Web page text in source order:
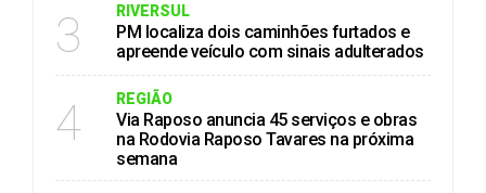
3 RIVERSUL
PM localiza dois caminhões furtados e
apreende veículo com sinais adulterados
4 REGIÃO
Via Raposo anuncia 45 serviços e obras
na Rodovia Raposo Tavares na próxima
semana